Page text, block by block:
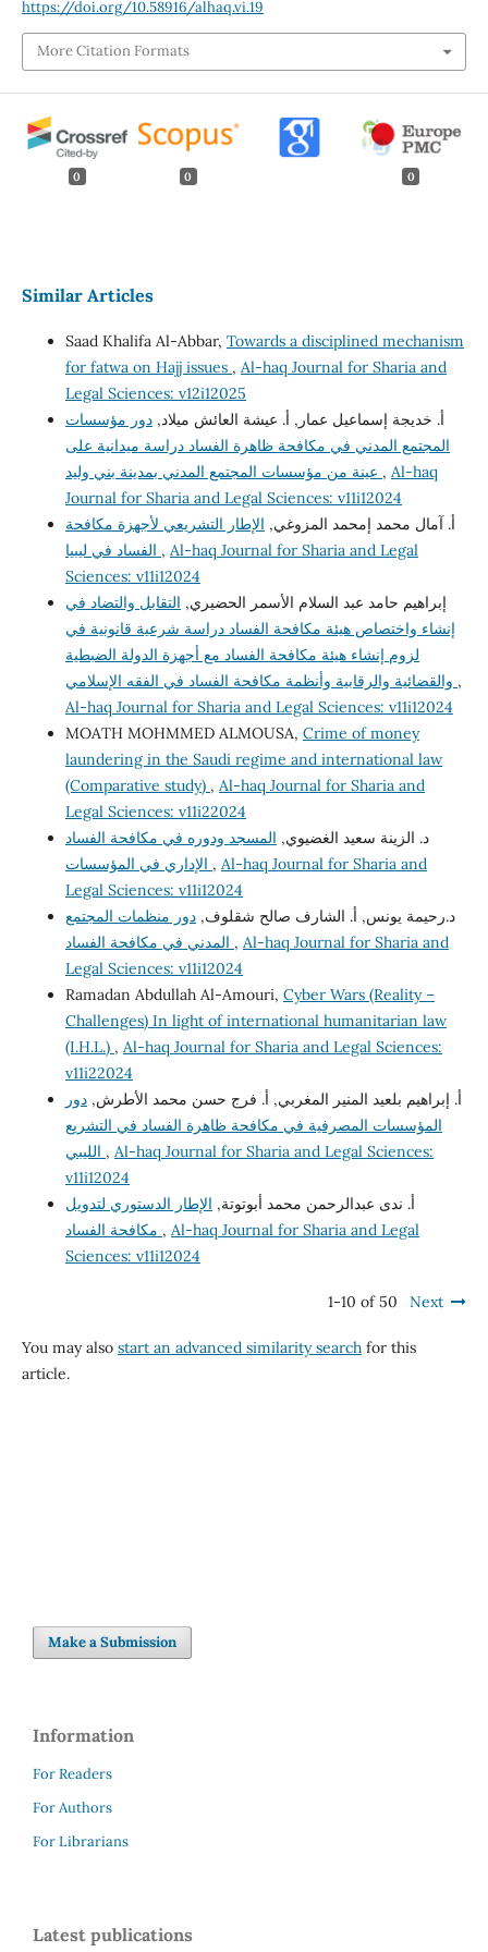
https://doi.org/10.58916/alhaq.vi.19
More Citation Formats
0 0 0
Similar Articles
Saad Khalifa Al-Abbar, Towards a disciplined mechanism
for fatwa on Hajj issues , Al-haq Journal for Sharia and
Legal Sciences: v12i12025
أ. خديجة إسماعيل عمار, أ. عيشة العائش ميلاد,دور مؤسسات
المجتمع المدني في مكافحة ظاهرة الفساد دراسة ميدانية على
, Al-haq
Journal for Sharia and Legal Sciences: v11i12024
أ. آمال محمد إمحمد المزوغي, الإطار التشريعي لأجهزة مكافحة
, Al-haq Journal for Sharia and Legal
Sciences: v11i12024
إبراهيم حامد عبد السلام الأسمر الحضيري, التقابل والتضاد في
إنشاء واختصاص هيئة مكافحة الفساد دراسة شرعية قانونية في
لزوم إنشاء هيئة مكافحة الفساد مع أجهزة الدولة الضبطية
,
Al-haq Journal for Sharia and Legal Sciences: v11i12024
MOATH MOHMMED ALMOUSA, Crime of money
laundering in the Saudi regime and international law
(Comparative study) , Al-haq Journal for Sharia and
Legal Sciences: v11i22024
د. الزينة سعيد الغضيوي, المسجد ودوره في مكافحة الفساد
, Al-haq Journal for Sharia and
Legal Sciences: v11i12024
د.رحيمة يونس, أ. الشارف صالح شقلوف,دور منظمات المجتمع
, Al-haq Journal for Sharia and
Legal Sciences: v11i12024
Ramadan Abdullah Al-Amouri, Cyber Wars (Reality –
Challenges) In light of international humanitarian law
(I.H.L.) , Al-haq Journal for Sharia and Legal Sciences:
v11i22024
أ. إبراهيم بلعيد المنير المغربي, أ. فرج حسن محمد الأطرش,دور
المؤسسات المصرفية في مكافحة ظاهرة الفساد في التشريع
, Al-haq Journal for Sharia and Legal Sciences:
v11i12024
أ. ندى عبدالرحمن محمد أبوتوتة, الإطار الدستوري لتدويل
, Al-haq Journal for Sharia and Legal
Sciences: v11i12024
1-10 of 50 Next
You may also start an advanced similarity searchfor this
article.
Make a Submission
Information
For Readers
For Authors
For Librarians
Latest publications